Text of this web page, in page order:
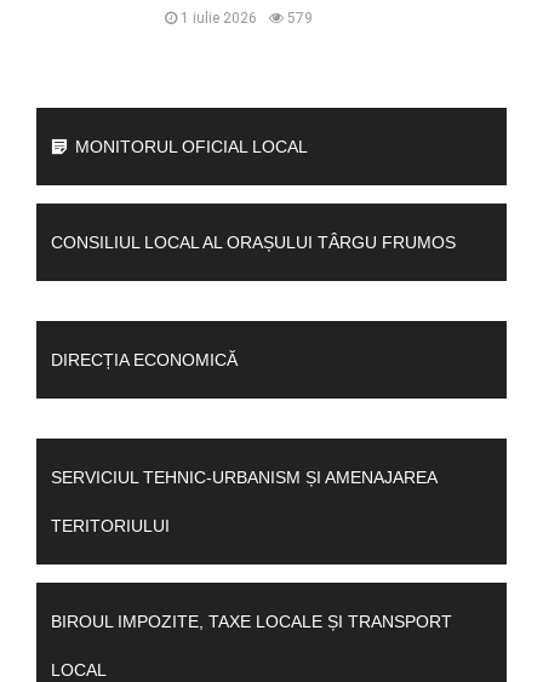
1 iulie 2026 579
MONITORUL OFICIAL LOCAL
CONSILIUL LOCAL AL ORAȘULUI TÂRGU FRUMOS
DIRECȚIA ECONOMICĂ
SERVICIUL TEHNIC-URBANISM ȘI AMENAJAREA
TERITORIULUI
BIROUL IMPOZITE, TAXE LOCALE ȘI TRANSPORT
LOCAL